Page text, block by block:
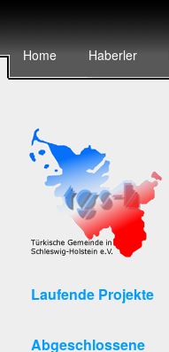
Home Haberler
Laufende Projekte
Abgeschlossene